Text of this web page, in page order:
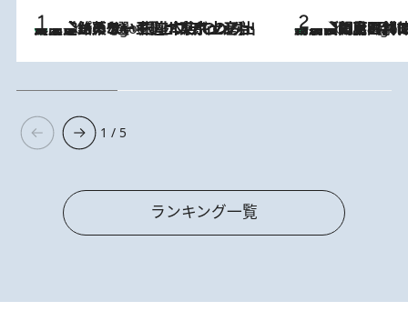
7 Hours Ago
【間違いのない王道・東京土産】資生堂パーラー 銀座本店でのみ出会える銘菓5選《極上プディング・濃厚チーズケーキ・ボンボンショコラほか》 7 Hours Ago
「最後に見られてよかった」上野動物園の東園パンダ舎が解体前に特別公開。8月16日まで延長されたパネル展と共に辿る“半世紀”のパンダ飼育《解体工事の図面あり》
1 / 5
ランキング一覧